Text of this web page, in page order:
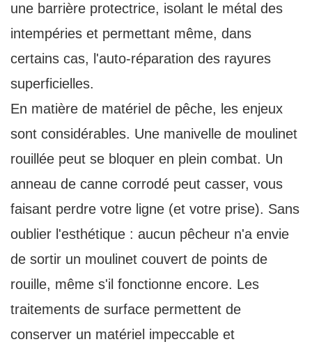
une barrière protectrice, isolant le métal des
intempéries et permettant même, dans
certains cas, l'auto-réparation des rayures
superficielles.
En matière de matériel de pêche, les enjeux
sont considérables. Une manivelle de moulinet
rouillée peut se bloquer en plein combat. Un
anneau de canne corrodé peut casser, vous
faisant perdre votre ligne (et votre prise). Sans
oublier l'esthétique : aucun pêcheur n'a envie
de sortir un moulinet couvert de points de
rouille, même s'il fonctionne encore. Les
traitements de surface permettent de
conserver un matériel impeccable et